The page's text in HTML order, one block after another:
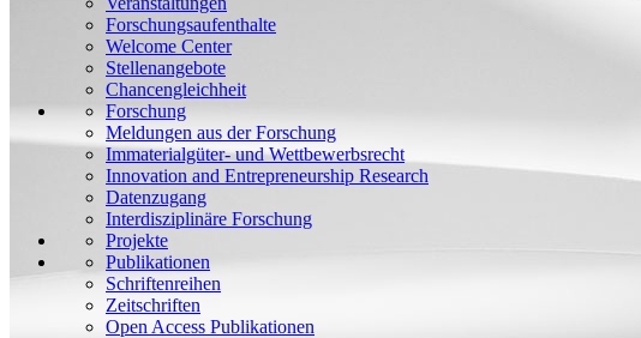
Forschungsaufenthalte
Welcome Center
Stellenangebote
Chancengleichheit
Forschung
Meldungen aus der Forschung
Immaterialgüter- und Wettbewerbsrecht
Innovation and Entrepreneurship Research
Datenzugang
Interdisziplinäre Forschung
Projekte
Publikationen
Schriftenreihen
Zeitschriften
Open Access Publikationen